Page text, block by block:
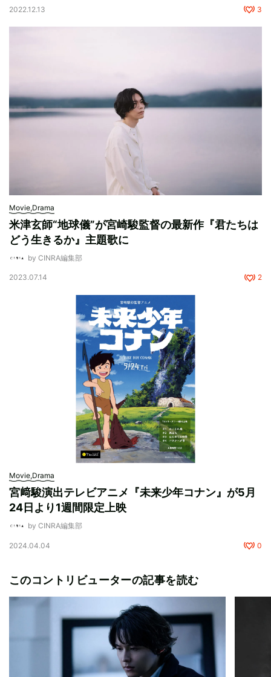
2022.12.13 3
Movie,Drama
米津玄師“地球儀”が宮崎駿監督の最新作『君たちは
どう生きるか』主題歌に
by CINRA編集部
2023.07.14 2
Movie,Drama
宮﨑駿演出テレビアニメ『未来少年コナン』が5月
24日より1週間限定上映
by CINRA編集部
2024.04.04 0
このコントリビューターの記事を読む